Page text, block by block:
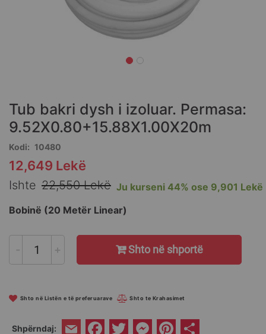
beginning
of
the
images
gallery
Tub bakri dysh i izoluar. Permasa:
9.52X0.80+15.88X1.00X20m
Kodi
10480
Special
12,649 Lekë
Ishte 22,550 Lekë Ju kurseni 44% ose 9,901 Lekë
Bobinë (20 Metër Linear)
- + Shto në shportë
Shto në Listën e të preferuarave Shto te Krahasimet
Shpërndaj: Email Facebook
Twitter Messenger
Pinterest